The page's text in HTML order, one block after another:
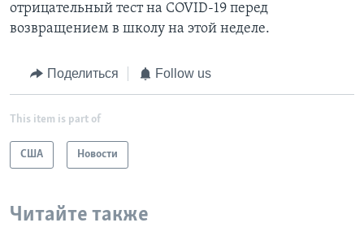
отрицательный тест на COVID-19 перед
возвращением в школу на этой неделе.
Поделиться Follow us
This item is part of
США Новости
Читайте также